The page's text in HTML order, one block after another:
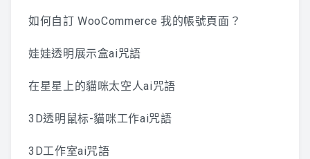
如何自訂 WooCommerce 我的帳號頁面？
娃娃透明展示盒ai咒語
在星星上的貓咪太空人ai咒語
3D透明鼠标-貓咪工作ai咒語
3D工作室ai咒語